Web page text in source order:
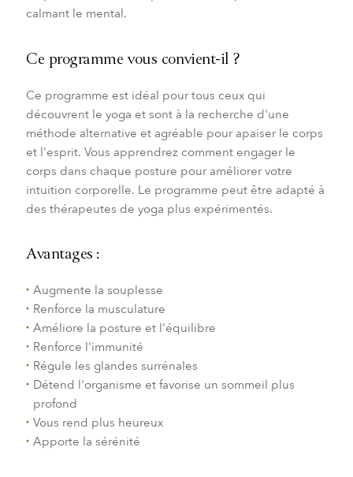
calmant le mental.
Ce programme vous convient-il ?
Ce programme est idéal pour tous ceux qui
découvrent le yoga et sont à la recherche d'une
méthode alternative et agréable pour apaiser le corps
et l'esprit. Vous apprendrez comment engager le
corps dans chaque posture pour améliorer votre
intuition corporelle. Le programme peut être adapté à
des thérapeutes de yoga plus expérimentés.
Avantages :
Augmente la souplesse
Renforce la musculature
Améliore la posture et l'équilibre
Renforce l'immunité
Régule les glandes surrénales
Détend l'organisme et favorise un sommeil plus
profond
Vous rend plus heureux
Apporte la sérénité